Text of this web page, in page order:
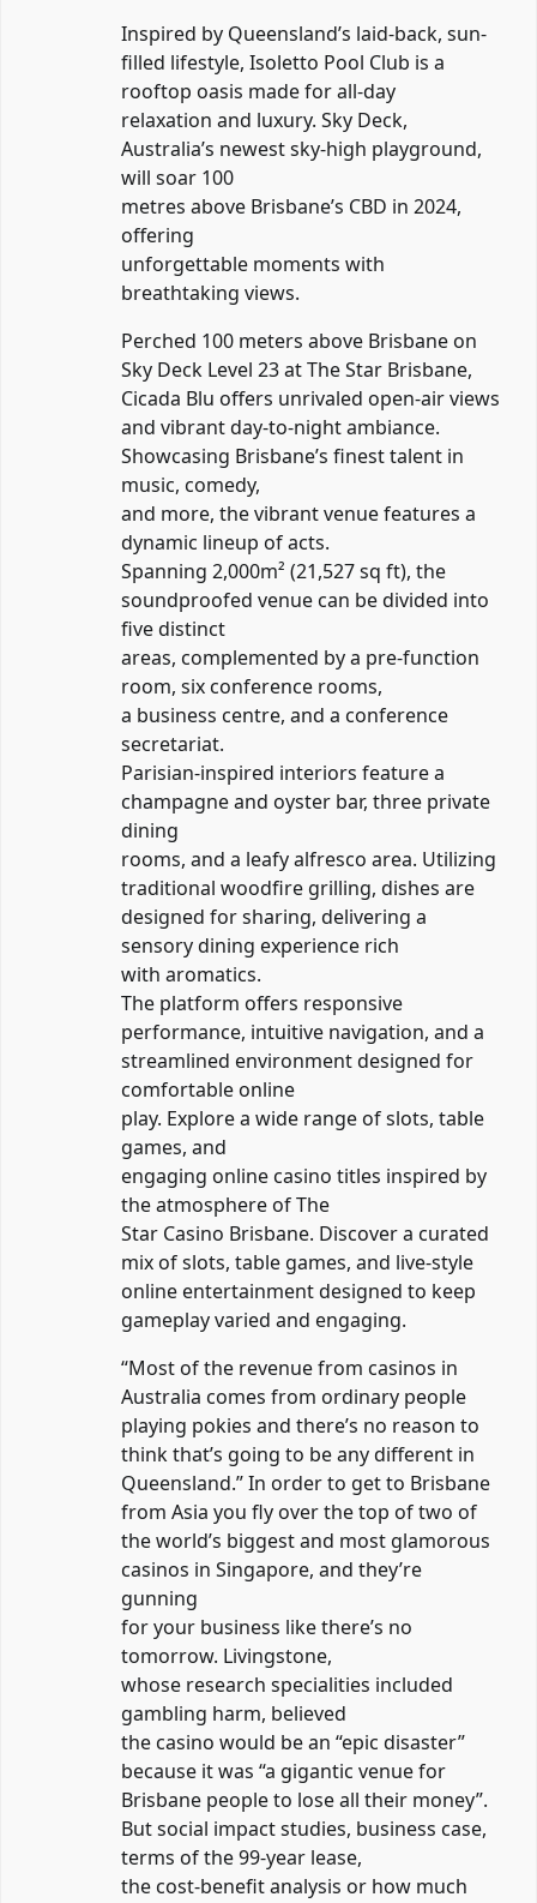
Inspired by Queensland’s laid-back, sun-
filled lifestyle, Isoletto Pool Club is a
rooftop oasis made for all-day
relaxation and luxury. Sky Deck,
Australia’s newest sky-high playground,
will soar 100
metres above Brisbane’s CBD in 2024,
offering
unforgettable moments with
breathtaking views.
Perched 100 meters above Brisbane on
Sky Deck Level 23 at The Star Brisbane,
Cicada Blu offers unrivaled open-air views
and vibrant day-to-night ambiance.
Showcasing Brisbane’s finest talent in
music, comedy,
and more, the vibrant venue features a
dynamic lineup of acts.
Spanning 2,000m² (21,527 sq ft), the
soundproofed venue can be divided into
five distinct
areas, complemented by a pre-function
room, six conference rooms,
a business centre, and a conference
secretariat.
Parisian-inspired interiors feature a
champagne and oyster bar, three private
dining
rooms, and a leafy alfresco area. Utilizing
traditional woodfire grilling, dishes are
designed for sharing, delivering a
sensory dining experience rich
with aromatics.
The platform offers responsive
performance, intuitive navigation, and a
streamlined environment designed for
comfortable online
play. Explore a wide range of slots, table
games, and
engaging online casino titles inspired by
the atmosphere of The
Star Casino Brisbane. Discover a curated
mix of slots, table games, and live-style
online entertainment designed to keep
gameplay varied and engaging.
“Most of the revenue from casinos in
Australia comes from ordinary people
playing pokies and there’s no reason to
think that’s going to be any different in
Queensland.” In order to get to Brisbane
from Asia you fly over the top of two of
the world’s biggest and most glamorous
casinos in Singapore, and they’re
gunning
for your business like there’s no
tomorrow. Livingstone,
whose research specialities included
gambling harm, believed
the casino would be an “epic disaster”
because it was “a gigantic venue for
Brisbane people to lose all their money”.
But social impact studies, business case,
terms of the 99-year lease,
the cost-benefit analysis or how much